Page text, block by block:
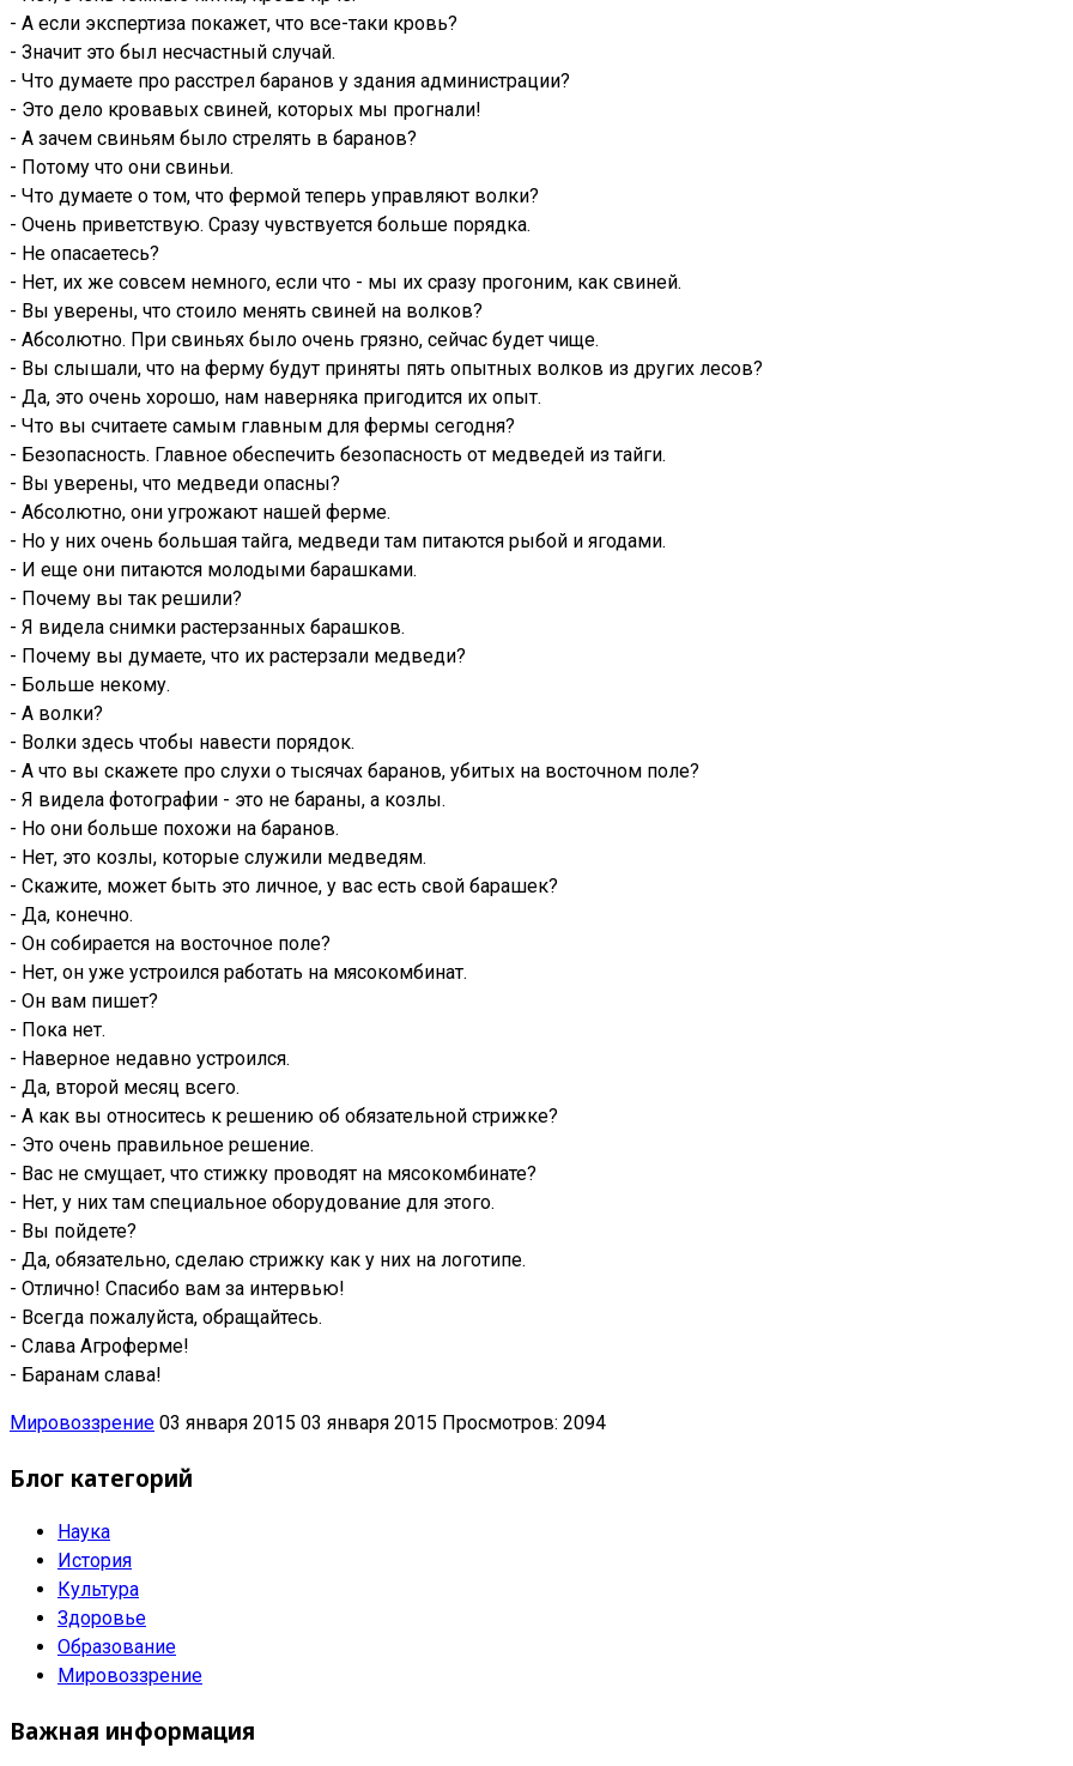
- А если экспертиза покажет, что все-таки кровь?
- Значит это был несчастный случай.
- Что думаете про расстрел баранов у здания администрации?
- Это дело кровавых свиней, которых мы прогнали!
- А зачем свиньям было стрелять в баранов?
- Потому что они свиньи.
- Что думаете о том, что фермой теперь управляют волки?
- Очень приветствую. Сразу чувствуется больше порядка.
- Не опасаетесь?
- Нет, их же совсем немного, если что - мы их сразу прогоним, как свиней.
- Вы уверены, что стоило менять свиней на волков?
- Абсолютно. При свиньях было очень грязно, сейчас будет чище.
- Вы слышали, что на ферму будут приняты пять опытных волков из других лесов?
- Да, это очень хорошо, нам наверняка пригодится их опыт.
- Что вы считаете самым главным для фермы сегодня?
- Безопасность. Главное обеспечить безопасность от медведей из тайги.
- Вы уверены, что медведи опасны?
- Абсолютно, они угрожают нашей ферме.
- Но у них очень большая тайга, медведи там питаются рыбой и ягодами.
- И еще они питаются молодыми барашками.
- Почему вы так решили?
- Я видела снимки растерзанных барашков.
- Почему вы думаете, что их растерзали медведи?
- Больше некому.
- А волки?
- Волки здесь чтобы навести порядок.
- А что вы скажете про слухи о тысячах баранов, убитых на восточном поле?
- Я видела фотографии - это не бараны, а козлы.
- Но они больше похожи на баранов.
- Нет, это козлы, которые служили медведям.
- Скажите, может быть это личное, у вас есть свой барашек?
- Да, конечно.
- Он собирается на восточное поле?
- Нет, он уже устроился работать на мясокомбинат.
- Он вам пишет?
- Пока нет.
- Наверное недавно устроился.
- Да, второй месяц всего.
- А как вы относитесь к решению об обязательной стрижке?
- Это очень правильное решение.
- Вас не смущает, что стижку проводят на мясокомбинате?
- Нет, у них там специальное оборудование для этого.
- Вы пойдете?
- Да, обязательно, сделаю стрижку как у них на логотипе.
- Отлично! Спасибо вам за интервью!
- Всегда пожалуйста, обращайтесь.
- Слава Агроферме!
- Баранам слава!
Мировоззрение 03 января 2015 03 января 2015 Просмотров: 2094
Блог категорий
Наука
История
Культура
Здоровье
Образование
Мировоззрение
Важная информация